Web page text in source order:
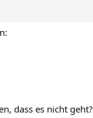
dass es nicht geht?